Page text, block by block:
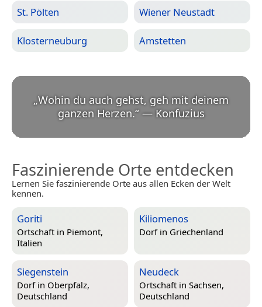
St. Pölten Wiener Neustadt
Klosterneuburg Amstetten
„Wohin du auch gehst, geh mit deinem
ganzen Herzen.“ — Konfuzius
Faszinierende Orte entdecken
Lernen Sie faszinierende Orte aus allen Ecken der Welt
kennen.
Goriti
Ortschaft in Piemont,
Italien
Kiliomenos
Dorf in Griechenland
Siegenstein
Dorf in Oberpfalz,
Deutschland
Neudeck
Ortschaft in Sachsen,
Deutschland